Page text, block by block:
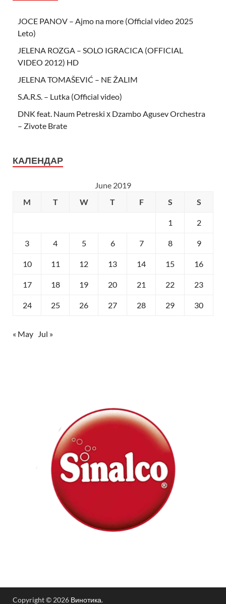
JOCE PANOV – Ajmo na more (Official video 2025
Leto)
JELENA ROZGA – SOLO IGRACICA (OFFICIAL
VIDEO 2012) HD
JELENA TOMAŠEVIĆ – NE ŽALIM
S.A.R.S. – Lutka (Official video)
DNK feat. Naum Petreski х Dzambo Agusev Orchestra
– Zivote Brate
КАЛЕНДАР
June 2019
M
T W T F S S
1 2
3 4 5 6 7 8 9
10 11 12 13 14 15 16
17 18 19 20 21 22 23
24 25 26 27 28 29 30
« May Jul »
Copyright © 2026 Винотика.